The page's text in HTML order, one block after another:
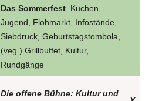
Das Sommerfest
Kuchen,
Jugend, Flohmarkt, Infostände,
Siebdruck, Geburtstagstombola,
(veg.) Grillbuffet, Kultur,
Rundgänge
Die offene Bühne: Kultur und